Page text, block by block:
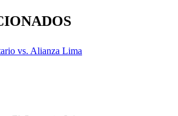
vs. Alianza Lima